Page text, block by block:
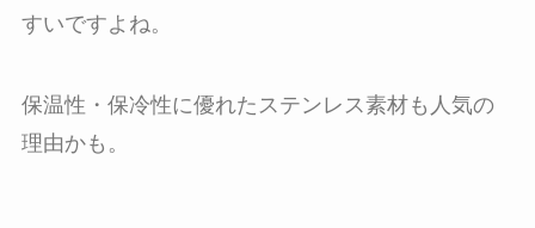
すいですよね。
保温性・保冷性に優れたステンレス素材も人気の
理由かも。